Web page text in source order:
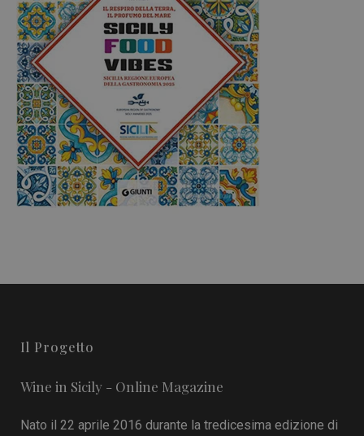
Il Progetto
Wine in Sicily - Online Magazine
Nato il 22 aprile 2016 durante la tredicesima edizione di